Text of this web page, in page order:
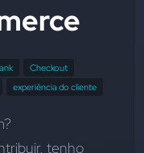
Checkout
experiência do cliente
tenho